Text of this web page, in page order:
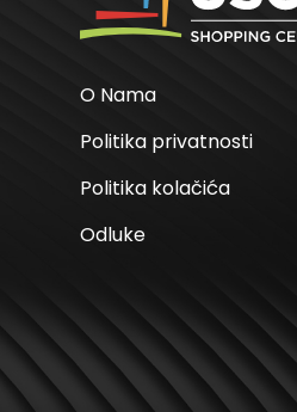
O Nama
Politika privatnosti
Politika kolačića
Odluke